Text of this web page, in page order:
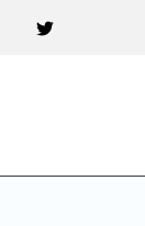
Twitter